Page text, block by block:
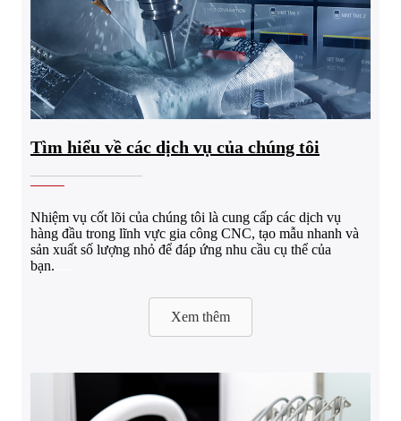
Tìm hiểu về các dịch vụ của chúng tôi
Nhiệm vụ cốt lõi của chúng tôi là cung cấp các dịch vụ
hàng đầu trong lĩnh vực gia công CNC, tạo mẫu nhanh và
sản xuất số lượng nhỏ để đáp ứng nhu cầu cụ thể của
bạn.
Xem thêm